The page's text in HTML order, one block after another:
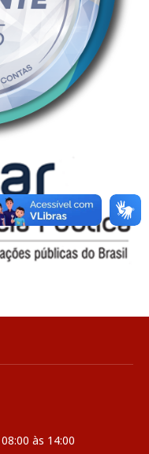
às 14:00